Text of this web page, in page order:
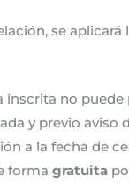
se aplicará
no puede
y previo aviso
a la fecha de
formagratuita